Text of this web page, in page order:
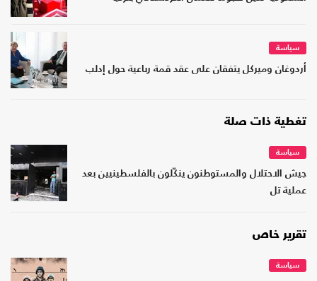
سياسة
أردوغان وميركل يتفقان على عقد قمة رباعية حول إدلب
تغطية ذات صلة
سياسة
جيش الاحتلال والمستوطنون ينكّلون بالفلسطينيين بعد
عملية تل
تقرير خاص
سياسة